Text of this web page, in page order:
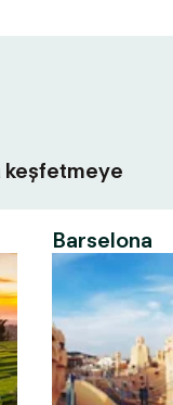
keşfetmeye
Barselona